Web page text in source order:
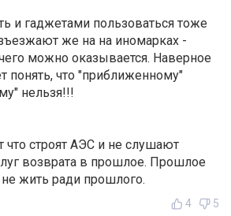
и гаджетами пользоваться тоже
же на на иномарках -
можно оказывается. Наверное
понять, что "приближенному"
нельзя!!!
что строят АЭС и не слушают
возврата в прошлое. Прошлое
жить ради прошлого.
4 5